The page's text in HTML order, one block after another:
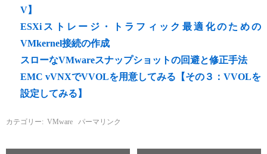
V】
ESXiストレージ・トラフィック最適化のための
VMkernel接続の作成
スローなVMwareスナップショットの回避と修正手法
EMC vVNXでVVOLを用意してみる【その３：VVOLを
設定してみる】
カテゴリー: VMware パーマリンク